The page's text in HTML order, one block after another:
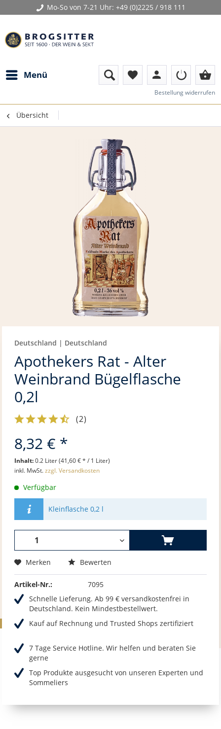
Mo-So von 7-21 Uhr: +49 (0)2225 / 918 111
Menü favorite person shopping_basket
Bestellung widerrufen
Übersicht
Deutschland | Deutschland
Apothekers Rat - Alter
Weinbrand Bügelflasche
0,2l
(2)
8,32 € *
Inhalt:0.2 Liter (41,60 € * / 1 Liter)
inkl. MwSt.zzgl. Versandkosten
Verfügbar
Kleinflasche 0,2 l
Merken Bewerten
Artikel-Nr.:
7095
Schnelle Lieferung. Ab 99 € versandkostenfrei in
Deutschland. Kein Mindestbestellwert.
Kauf auf Rechnung und Trusted Shops zertifiziert
7 Tage Service Hotline. Wir helfen und beraten Sie
gerne
Top Produkte ausgesucht von unseren Experten und
Sommeliers